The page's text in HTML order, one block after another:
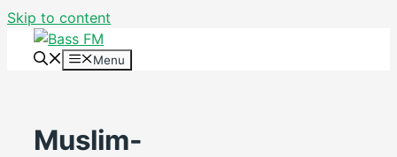
Skip to content
Menu
Muslim-